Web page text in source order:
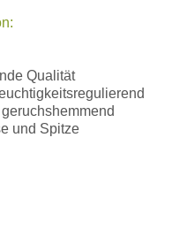
Qualität
und Spitze